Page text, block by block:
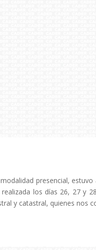
modalidad presencial,
los días 26, 27 y
y catastral, quienes nos